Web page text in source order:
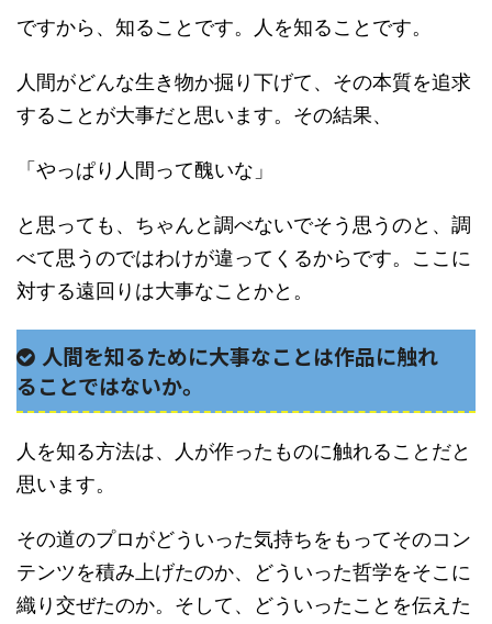
ですから、知ることです。人を知ることです。
人間がどんな生き物か掘り下げて、その本質を追求
することが大事だと思います。その結果、
「やっぱり人間って醜いな」
と思っても、ちゃんと調べないでそう思うのと、調
べて思うのではわけが違ってくるからです。ここに
対する遠回りは大事なことかと。
人間を知るために大事なことは作品に触れ
ることではないか。
人を知る方法は、人が作ったものに触れることだと
思います。
その道のプロがどういった気持ちをもってそのコン
テンツを積み上げたのか、どういった哲学をそこに
織り交ぜたのか。そして、どういったことを伝えた